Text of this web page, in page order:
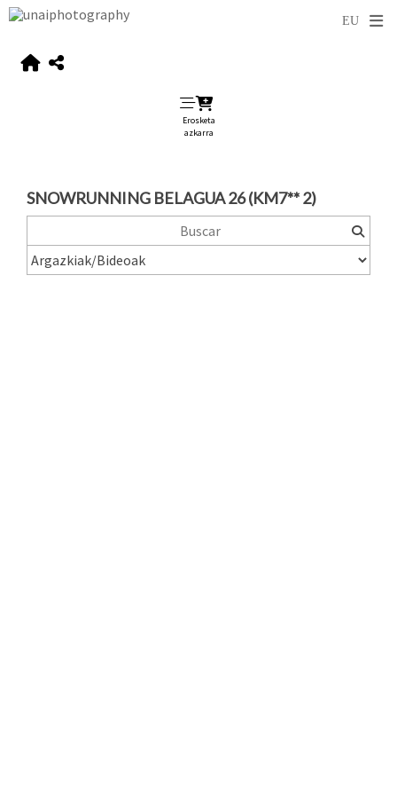
Erosketa
azkarra
SNOWRUNNING BELAGUA 26 (KM7** 2)